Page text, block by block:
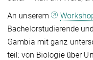
An unserem
Bachelorstudierende
Gambia mit ganz
teil: von Biologie über